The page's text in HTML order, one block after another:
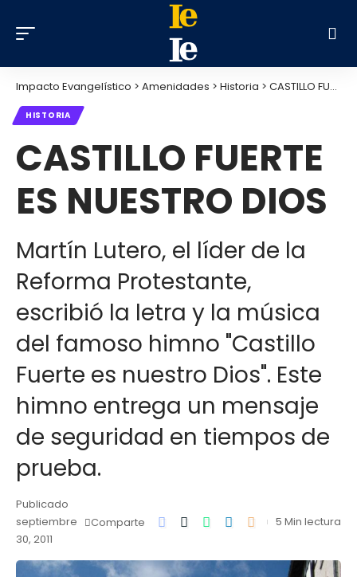
Impacto Evangelístico > Amenidades > Historia > CASTILLO FUERTE ES NUESTRO DIOS
HISTORIA
CASTILLO FUERTE
ES NUESTRO DIOS
Martín Lutero, el líder de la
Reforma Protestante,
escribió la letra y la música
del famoso himno "Castillo
Fuerte es nuestro Dios". Este
himno entrega un mensaje
de seguridad en tiempos de
prueba.
Publicado
septiembre
30, 2011
Comparte 5 Min lectura